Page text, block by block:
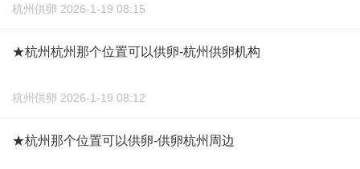
杭州供卵 2026-1-19 08:15
★杭州杭州那个位置可以供卵-杭州供卵机构
杭州供卵 2026-1-19 08:12
★杭州那个位置可以供卵-供卵杭州周边